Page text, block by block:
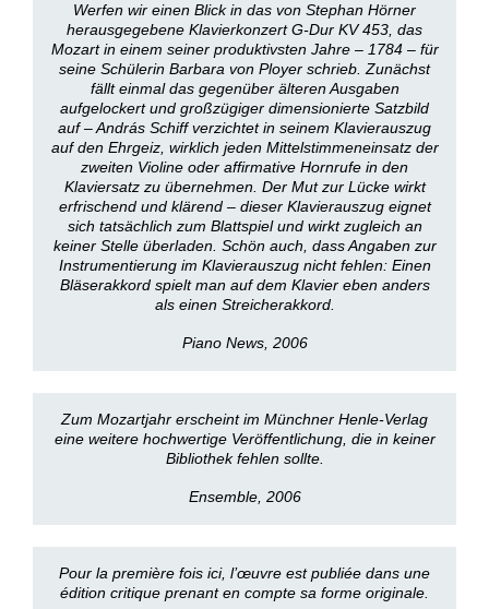
Werfen wir einen Blick in das von Stephan Hörner
herausgegebene Klavierkonzert G-Dur KV 453, das
Mozart in einem seiner produktivsten Jahre – 1784 – für
seine Schülerin Barbara von Ployer schrieb. Zunächst
fällt einmal das gegenüber älteren Ausgaben
aufgelockert und großzügiger dimensionierte Satzbild
auf – András Schiff verzichtet in seinem Klavierauszug
auf den Ehrgeiz, wirklich jeden Mittelstimmeneinsatz der
zweiten Violine oder affirmative Hornrufe in den
Klaviersatz zu übernehmen. Der Mut zur Lücke wirkt
erfrischend und klärend – dieser Klavierauszug eignet
sich tatsächlich zum Blattspiel und wirkt zugleich an
keiner Stelle überladen. Schön auch, dass Angaben zur
Instrumentierung im Klavierauszug nicht fehlen: Einen
Bläserakkord spielt man auf dem Klavier eben anders
als einen Streicherakkord.
Piano News, 2006
Zum Mozartjahr erscheint im Münchner Henle-Verlag
eine weitere hochwertige Veröffentlichung, die in keiner
Bibliothek fehlen sollte.
Ensemble, 2006
Pour la première fois ici, l’œuvre est publiée dans une
édition critique prenant en compte sa forme originale.